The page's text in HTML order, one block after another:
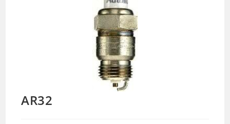
AR32